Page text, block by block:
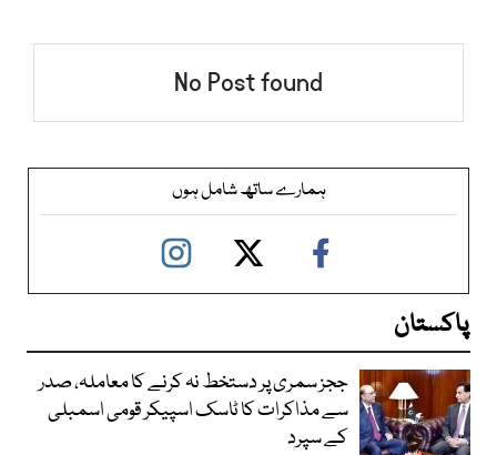
No Post found
ہمارے ساتھ شامل ہوں
پاکستان
ججز سمری پر دستخط نہ کرنے کا معاملہ، صدر
سے مذاکرات کا ٹاسک اسپیکر قومی اسمبلی
کے سپرد